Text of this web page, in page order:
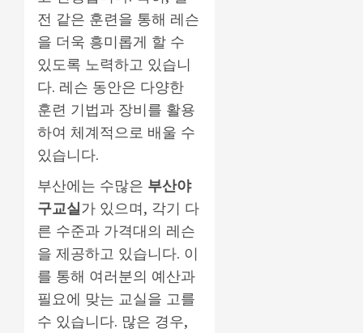
전 같은 훈련을 통해 레슨
을 더욱 흥미롭게 할 수
있도록 노력하고 있습니
다. 레슨 동안은 다양한
훈련 기법과 장비를 활용
하여 체계적으로 배울 수
있습니다.
부산에는 수많은 부산야
구교실가 있으며, 각기 다
른 수준과 가격대의 레슨
을 제공하고 있습니다. 이
를 통해 여러분의 예산과
필요에 맞는 교실을 고를
수 있습니다. 많은 경우,